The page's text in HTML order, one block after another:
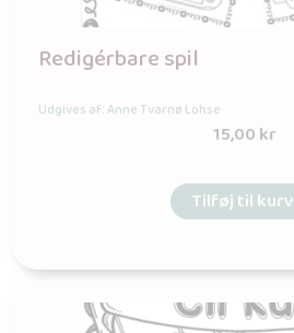
Redigérbare spil
Udgives af: Anne Tvarnø Lohse
15,00kr
Tilføj til kurv